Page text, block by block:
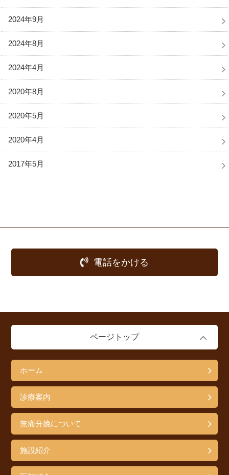
2024年9月
2024年8月
2024年4月
2020年8月
2020年5月
2020年4月
2017年5月
電話をかける
ページトップ
ホーム
診療案内
無痛分娩について
施設紹介